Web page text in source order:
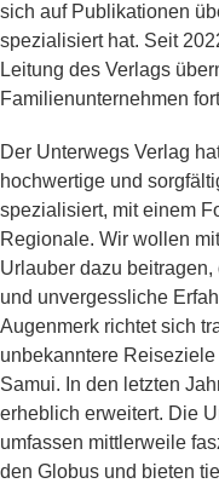
sich auf Publikationen
spezialisiert hat. Seit
Leitung des Verlags
Familienunternehmen
Der Unterwegs Verlag
hochwertige und
spezialisiert, mit einem
Regionale. Wir wollen
Urlauber dazu
und unvergessliche
Augenmerk richtet sich
unbekanntere
Samui. In den letzten
erheblich erweitert. Die
umfassen mittlerweile
den Globus und bieten